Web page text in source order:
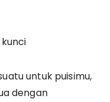
untuk puisimu,
dengan